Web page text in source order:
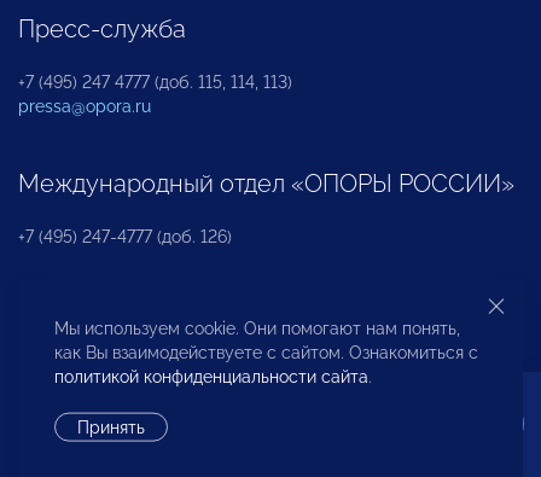
Пресс-служба
+7 (495) 247 4777 (доб. 115, 114, 113)
pressa@opora.ru
Международный отдел «ОПОРЫ РОССИИ»
+7 (495) 247-4777 (доб. 126)
Бюро по защите прав предпринимателей и
инвесторов
Мы используем cookie. Они помогают нам понять,
как Вы взаимодействуете с сайтом. Ознакомиться с
политикой конфиденциальности сайта.
Принять